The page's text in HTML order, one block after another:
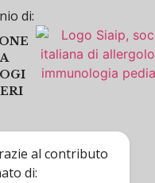
di:
al contributo
di: